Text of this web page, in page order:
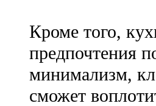
Кроме того,
предпочтения
минимализм,
сможет